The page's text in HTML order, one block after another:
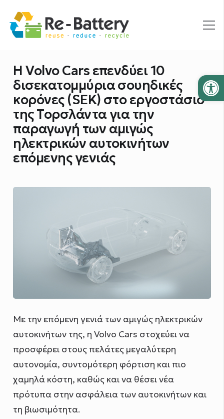
Η Volvo Cars επενδύει 10
δισεκατομμύρια σουηδικές
κορόνες (SEK) στο εργοστάσιο
της Τορσλάντα για την
παραγωγή των αμιγώς
ηλεκτρικών αυτοκινήτων
επόμενης γενιάς
Με την επόμενη γενιά των αμιγώς ηλεκτρικών
αυτοκινήτων της, η Volvo Cars στοχεύει να
προσφέρει στους πελάτες μεγαλύτερη
αυτονομία, συντομότερη φόρτιση και πιο
χαμηλά κόστη, καθώς και να θέσει νέα
πρότυπα στην ασφάλεια των αυτοκινήτων και
τη βιωσιμότητα.